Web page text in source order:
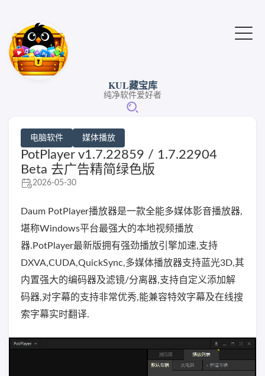
KUL藏宝库
纯净软件爱好者
电脑软件 媒体播放
PotPlayer v1.7.22859 / 1.7.22904
Beta 去广告精简绿色版
2026-05-30
Daum PotPlayer播放器是一款全能多媒体影音播放器,
堪称Windows平台最强大的本地视频播放
器.PotPlayer最新版拥有强劲播放引擎加速,支持
DXVA,CUDA,QuickSync,多媒体播放器支持蓝光3D,其
内置强大的编码器及滤镜/分离器,支持自定义添加解
码器,对字幕的支持非常优秀,能兼容特效字幕及在线搜
索字幕实时翻译.